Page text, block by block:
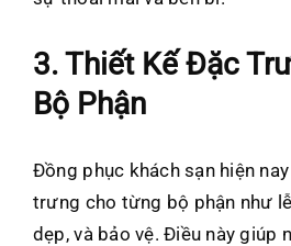
3. Thiết Kế Đặc
Bộ Phận
Đồng phục khách sạn hiện
trưng cho từng bộ phận như
dẹp, và bảo vệ. Điều này giúp